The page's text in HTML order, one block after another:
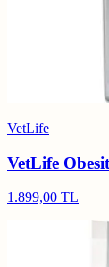
VetLife
VetLife
1.899,00 TL